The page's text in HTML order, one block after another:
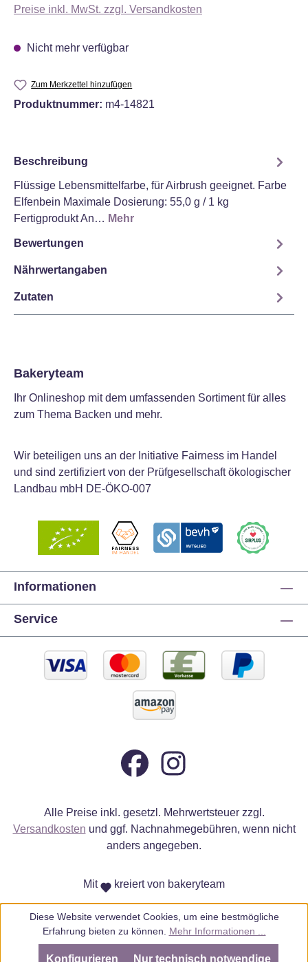
Preise inkl. MwSt. zzgl. Versandkosten
Nicht mehr verfügbar
Zum Merkzettel hinzufügen
Produktnummer: m4-14821
Beschreibung
Flüssige Lebensmittelfarbe, für Airbrush geeignet. Farbe
Elfenbein Maximale Dosierung: 55,0 g / 1 kg
Fertigprodukt An… Mehr
Bewertungen
Nährwertangaben
Zutaten
Bakeryteam
Ihr Onlineshop mit dem umfassenden Sortiment für alles
zum Thema Backen und mehr.
Wir beteiligen uns an der Initiative Fairness im Handel
und sind zertifiziert von der Prüfgesellschaft ökologischer
Landbau mbH DE-ÖKO-007
Informationen
Service
Alle Preise inkl. gesetzl. Mehrwertsteuer zzgl.
Versandkosten und ggf. Nachnahmegebühren, wenn nicht
anders angegeben.
Mit kreiert von bakeryteam
Diese Website verwendet Cookies, um eine bestmögliche
Erfahrung bieten zu können. Mehr Informationen ...
Nur technisch notwendige
Konfigurieren